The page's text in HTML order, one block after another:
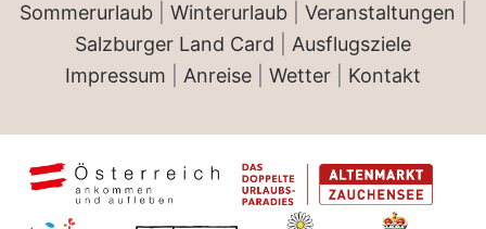
Sommerurlaub| Winterurlaub| Veranstaltungen
Salzburger Land Card
Ausflugsziele
Impressum
Anreise Wetter Kontakt